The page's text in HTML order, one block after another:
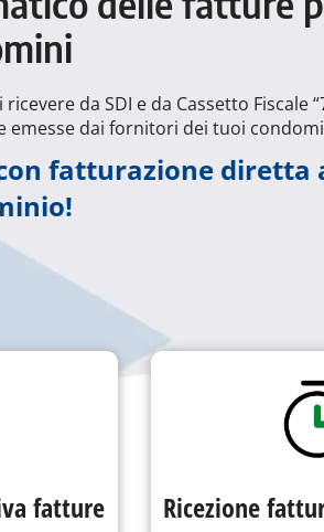
da SDI e da Cassetto Fiscale
emesse dai fornitori dei tuoi
fatturazione diretta
fatture Ricezione